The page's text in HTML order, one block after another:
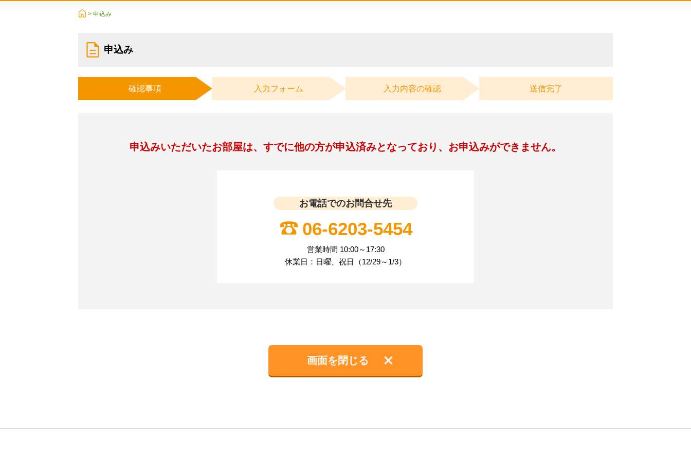
> 申込み
申込み
確認事項 入力フォーム 入力内容の確認 送信完了
申込みいただいたお部屋は、すでに他の方が申込済みとなっており、お申込みができません。
お電話でのお問合せ先
06-6203-5454
営業時間 10:00～17:30
休業日：日曜、祝日（12/29～1/3）
画面を閉じる